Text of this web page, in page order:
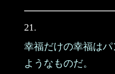
21.
幸福だけの幸福は
ようなものだ。